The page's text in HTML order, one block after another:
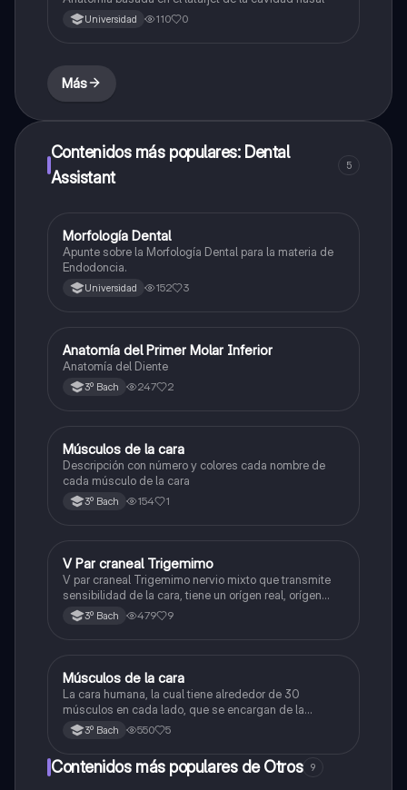
Universidad 110 0
Más
Contenidos más populares: Dental
Assistant
5
Otros
Morfología Dental
Apunte sobre la Morfología Dental para la materia de
Endodoncia.
Universidad 152 3
Otros
Anatomía del Primer Molar Inferior
Anatomía del Diente
3º Bach 247 2
Otros
Músculos de la cara
Descripción con número y colores cada nombre de
cada músculo de la cara
3º Bach 154 1
Otros
V Par craneal Trigemimo
V par craneal Trigemimo nervio mixto que transmite
sensibilidad de la cara, tiene un orígen real, orígen
aparente y un trayecto
3º Bach 479 9
Otros
Músculos de la cara
La cara humana, la cual tiene alrededor de 30
músculos en cada lado, que se encargan de la
expresión de emociones, la masticación y la
movilidad de los ojos. Los cuales son divididos en
3º Bach 550 5
Contenidos más populares de Otros 9